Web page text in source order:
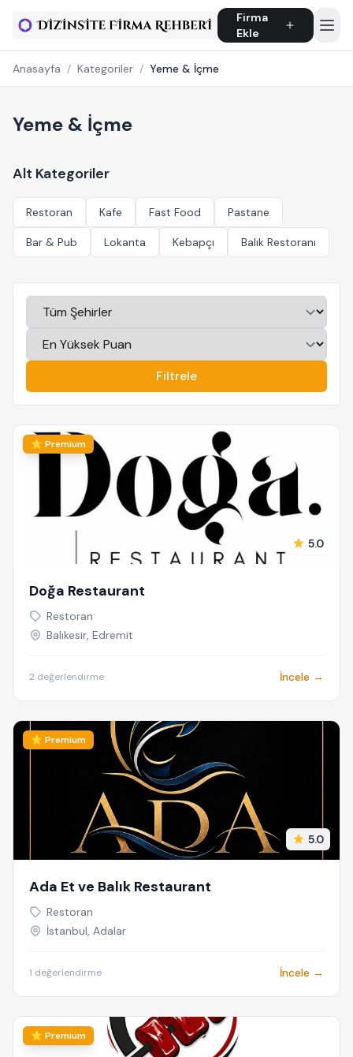
Firma
Ekle
Anasayfa / Kategoriler / Yeme & İçme
Yeme & İçme
Alt Kategoriler
Restoran Kafe Fast Food Pastane
Bar & Pub Lokanta Kebapçı Balık Restoranı
Filtrele
⭐ Premium
5.0
Doğa Restaurant
Restoran
Balıkesir, Edremit
2 değerlendirme İncele →
⭐ Premium
5.0
Ada Et ve Balık Restaurant
Restoran
İstanbul, Adalar
1 değerlendirme İncele →
⭐ Premium